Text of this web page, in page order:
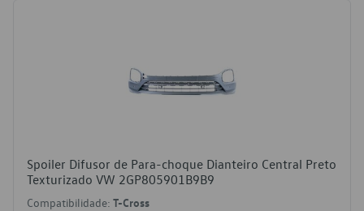
Spoiler Difusor de Para-choque Dianteiro Central Preto
Texturizado VW 2GP805901B9B9
Compatibilidade: T-Cross